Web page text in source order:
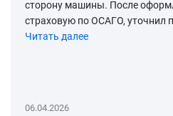
сторону машины. После
страховую по ОСАГО, уточнил
Читать далее
06.04.2026